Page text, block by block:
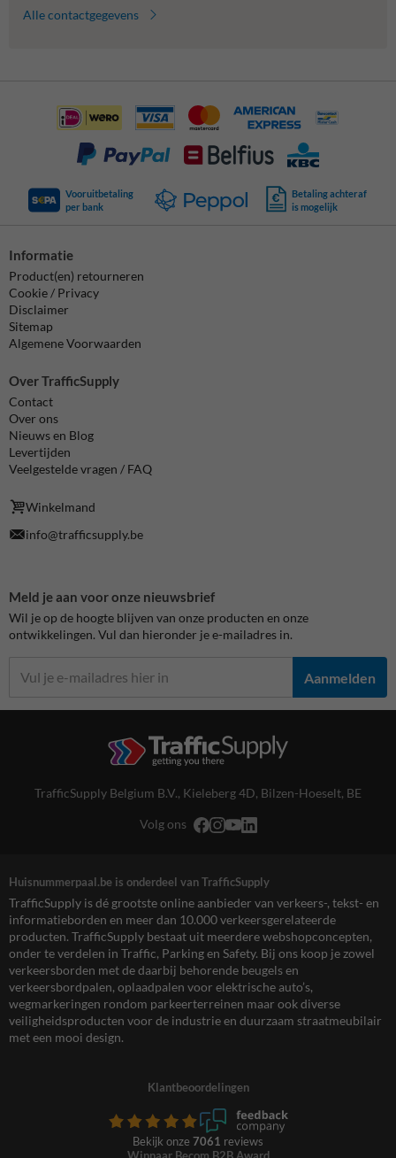
Alle contactgegevens
Vooruitbetaling
per bank
Betaling achteraf
is mogelijk
Informatie
Product(en) retourneren
Cookie / Privacy
Disclaimer
Sitemap
Algemene Voorwaarden
Over TrafficSupply
Contact
Over ons
Nieuws en Blog
Levertijden
Veelgestelde vragen / FAQ
Winkelmand
info@trafficsupply.be
Meld je aan voor onze nieuwsbrief
Wil je op de hoogte blijven van onze producten en onze
ontwikkelingen. Vul dan hieronder je e-mailadres in.
Aanmelden
TrafficSupply Belgium B.V., Kieleberg 4D, Bilzen-Hoeselt, BE
Volg ons
Huisnummerpaal.be is onderdeel van TrafficSupply
TrafficSupply is dé grootste online aanbieder van verkeers-, tekst- en
informatieborden en meer dan 10.000 verkeersgerelateerde
producten. TrafficSupply bestaat uit meerdere webshopconcepten,
onder te verdelen in Traffic, Parking en Safety. Bij ons koop je zowel
verkeersborden met de daarbij behorende beugels en
verkeersbordpalen, oplaadpalen voor elektrische auto’s,
wegmarkeringen rondom parkeerterreinen maar ook diverse
veiligheidsproducten voor de industrie en duurzaam straatmeubilair
met een mooi design.
Klantbeoordelingen
Bekijk onze 7061 reviews